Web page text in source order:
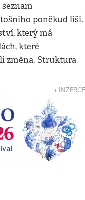
poněkud liší.
který má
které
změna. Struktura
↓ INZERCE